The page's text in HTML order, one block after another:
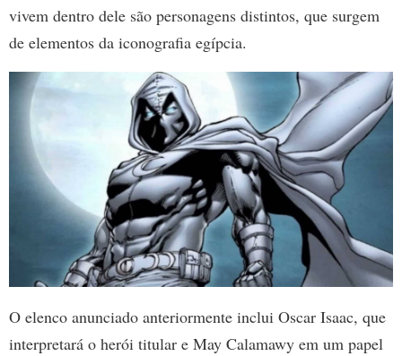
vivem dentro dele são personagens distintos, que surgem
de elementos da iconografia egípcia.
O elenco anunciado anteriormente inclui Oscar Isaac, que
interpretará o herói titular e May Calamawy em um papel